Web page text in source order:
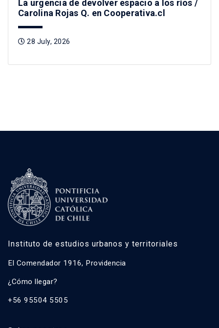
La urgencia de devolver espacio a los ríos /
Carolina Rojas Q. en Cooperativa.cl
28 July, 2026
Instituto de estudios urbanos y territoriales
El Comendador 1916, Providencia
¿Cómo llegar?
+56 95504 5505